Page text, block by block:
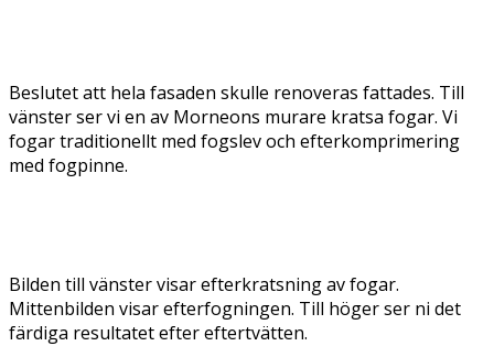
Beslutet att hela fasaden skulle renoveras fattades. Till
vänster ser vi en av Morneons murare kratsa fogar. Vi
fogar traditionellt med fogslev och efterkomprimering
med fogpinne.
Bilden till vänster visar efterkratsning av fogar.
Mittenbilden visar efterfogningen. Till höger ser ni det
färdiga resultatet efter eftertvätten.